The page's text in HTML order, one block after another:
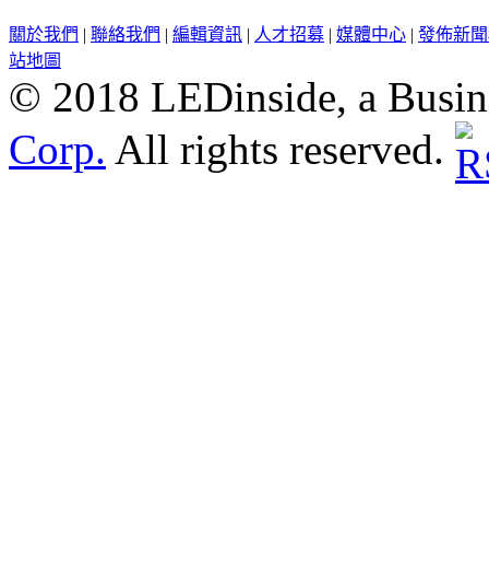
關於我們 | 聯絡我們 | 編輯資訊 | 人才招募 | 媒體中心 | 發佈新
站地圖
© 2018 LEDinside, a
Corp. All rights reserved.